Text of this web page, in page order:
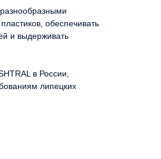
обеспечивать
и выдерживать
в России,
липецких